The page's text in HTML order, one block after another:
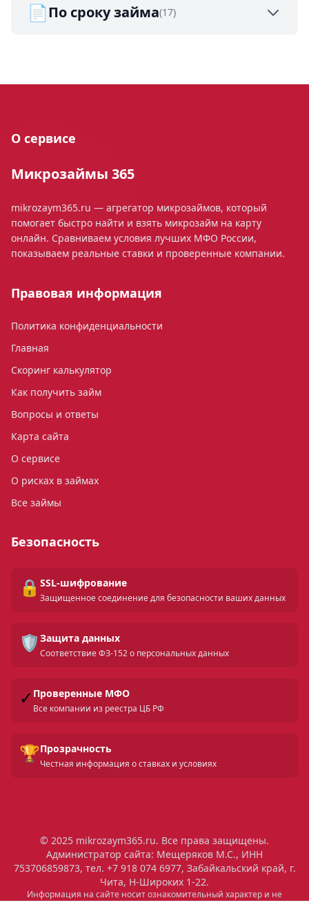
📄По сроку займа(17)
О сервисе
Микрозаймы 365
mikrozaym365.ru — агрегатор микрозаймов, который
помогает быстро найти и взять микрозайм на карту
онлайн. Сравниваем условия лучших МФО России,
показываем реальные ставки и проверенные компании.
Правовая информация
Политика конфиденциальности
Главная
Скоринг калькулятор
Как получить займ
Вопросы и ответы
Карта сайта
О сервисе
О рисках в займах
Все займы
Безопасность
🔒 SSL-шифрование
Защищенное соединение для безопасности ваших данных
🛡️ Защита данных
Соответствие ФЗ-152 о персональных данных
✓ Проверенные МФО
Все компании из реестра ЦБ РФ
🏆Прозрачность
Честная информация о ставках и условиях
© 2025 mikrozaym365.ru. Все права защищены.
Администратор сайта: Мещеряков М.С., ИНН
753706859873, тел. +7 918 074 6977, Забайкальский край, г.
Чита, Н-Широких 1-22.
Информация на сайте носит ознакомительный характер и не